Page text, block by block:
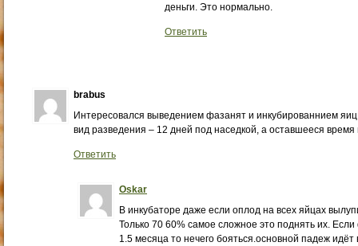
деньги. Это нормально.
Ответить
brabus
Интересовался выведением фазанят и инкубированнием
вид разведения – 12 дней под наседкой, а оставшееся время
Ответить
Oskar
В инкубаторе даже если оплод на всех яйцах
Только 70 60% самое сложное это поднять их.
1.5 месяца то нечего бояться.основной падеж идёт